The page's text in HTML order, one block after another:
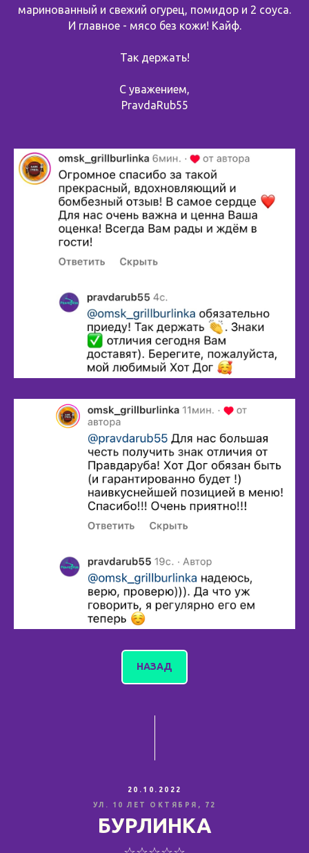
маринованный и свежий огурец, помидор и 2 соуса.
И главное - мясо без кожи! Кайф.
Так держать!
С уважением,
PravdaRub55
НАЗАД
20.10.2022
УЛ. 10 ЛЕТ ОКТЯБРЯ, 72
БУРЛИНКА